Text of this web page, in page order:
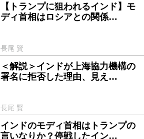
【トランプに狙われるインド】モ
ディ首相はロシアとの関係…
長尾 賢
＜解説＞インドが上海協力機構の
署名に拒否した理由、見え…
長尾 賢
インドのモディ首相はトランプの
言いなりか？停戦したイン…